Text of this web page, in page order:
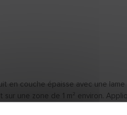
en couche épaisse avec une
sur une zone de 1 m² environ.